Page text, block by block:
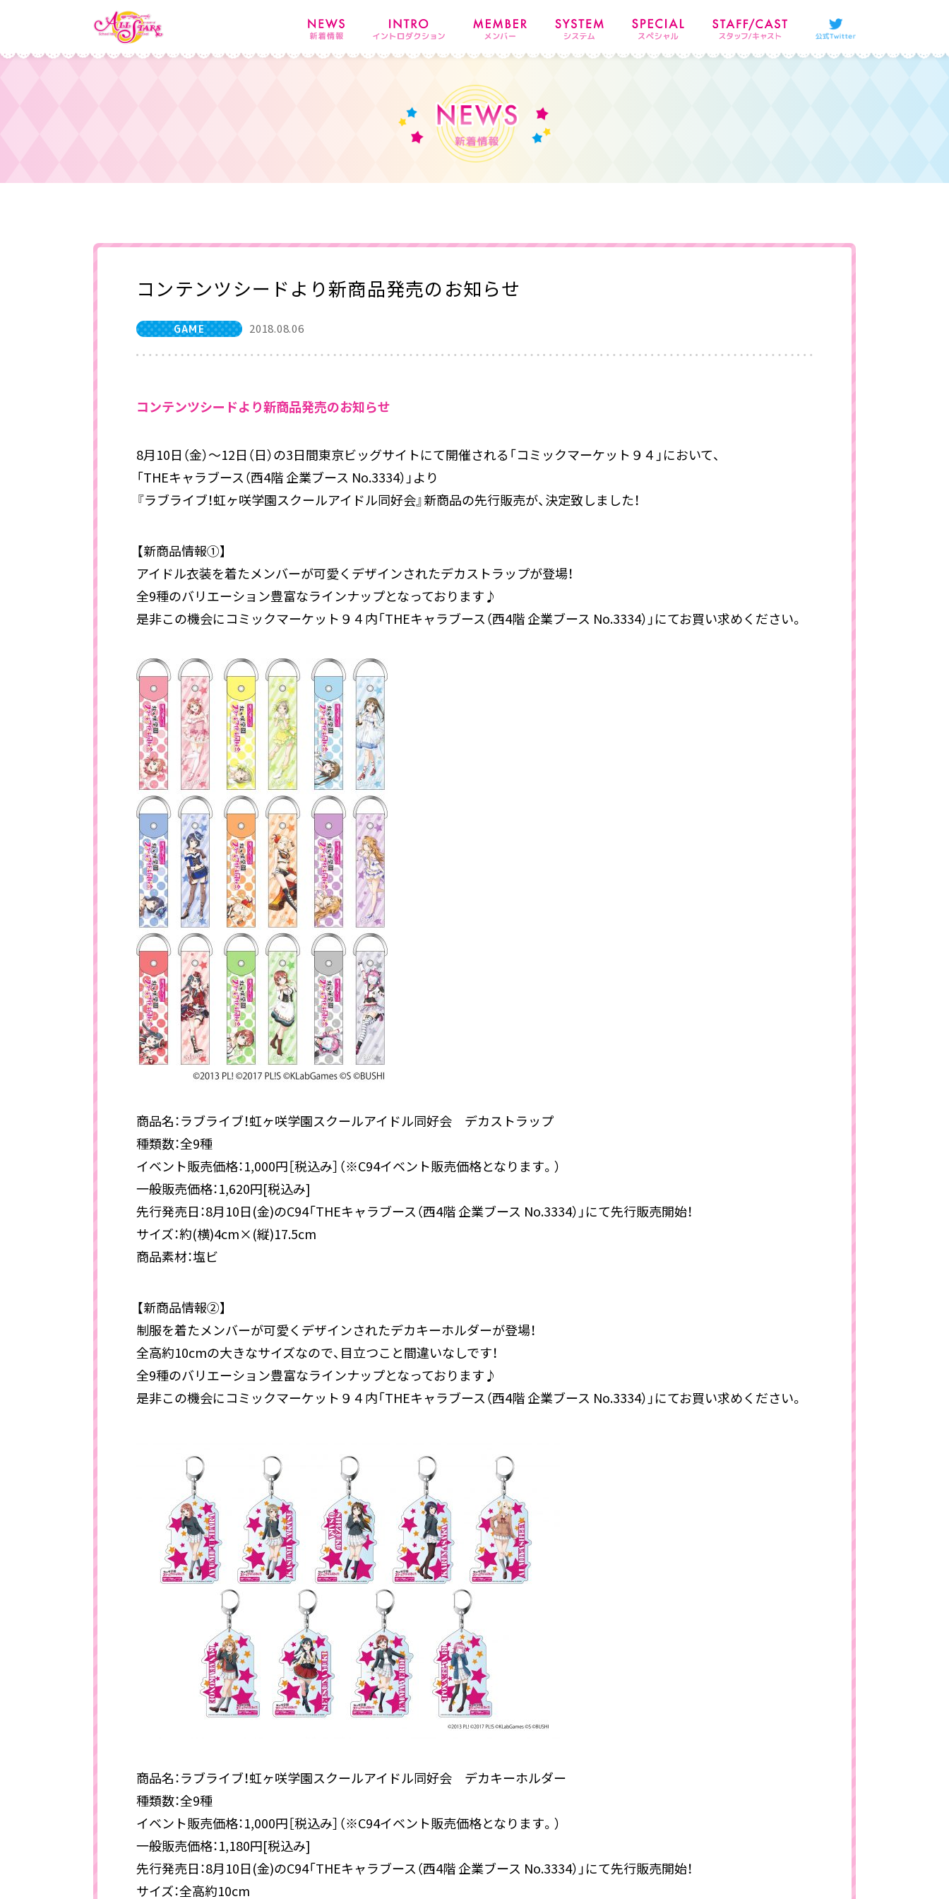
コンテンツシードより新商品発売のお知らせ
GAME 2018.08.06
コンテンツシードより新商品発売のお知らせ
8月10日（金）～12日（日）の3日間東京ビッグサイトにて開催される「コミックマーケット９４」において、
「THEキャラブース（西4階 企業ブース No.3334）」より
『ラブライブ！虹ヶ咲学園スクールアイドル同好会』新商品の先行販売が、決定致しました！
【新商品情報①】
アイドル衣装を着たメンバーが可愛くデザインされたデカストラップが登場！
全9種のバリエーション豊富なラインナップとなっております♪
是非この機会にコミックマーケット９４内「THEキャラブース（西4階 企業ブース No.3334）」にてお買い求めください。
商品名：ラブライブ！虹ヶ咲学園スクールアイドル同好会 デカストラップ
種類数：全9種
イベント販売価格：1,000円［税込み］（※C94イベント販売価格となります。）
一般販売価格：1,620円[税込み]
先行発売日：8月10日(金)のC94「THEキャラブース（西4階 企業ブース No.3334）」にて先行販売開始！
サイズ：約(横)4cm×(縦)17.5cm
商品素材：塩ビ
【新商品情報②】
制服を着たメンバーが可愛くデザインされたデカキーホルダーが登場！
全高約10cmの大きなサイズなので、目立つこと間違いなしです！
全9種のバリエーション豊富なラインナップとなっております♪
是非この機会にコミックマーケット９４内「THEキャラブース（西4階 企業ブース No.3334）」にてお買い求めください。
商品名：ラブライブ！虹ヶ咲学園スクールアイドル同好会 デカキーホルダー
種類数：全9種
イベント販売価格：1,000円［税込み］（※C94イベント販売価格となります。）
一般販売価格：1,180円[税込み]
先行発売日：8月10日(金)のC94「THEキャラブース（西4階 企業ブース No.3334）」にて先行販売開始！
サイズ：全高約10cm